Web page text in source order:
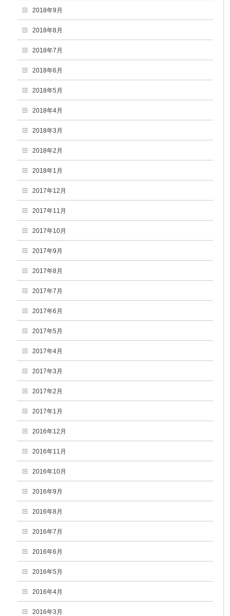
2018年9月
2018年8月
2018年7月
2018年6月
2018年5月
2018年4月
2018年3月
2018年2月
2018年1月
2017年12月
2017年11月
2017年10月
2017年9月
2017年8月
2017年7月
2017年6月
2017年5月
2017年4月
2017年3月
2017年2月
2017年1月
2016年12月
2016年11月
2016年10月
2016年9月
2016年8月
2016年7月
2016年6月
2016年5月
2016年4月
2016年3月